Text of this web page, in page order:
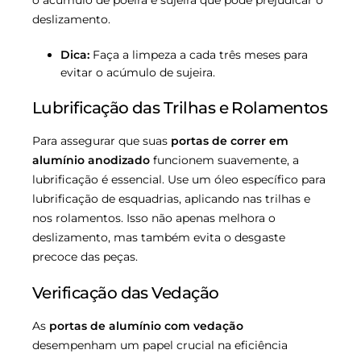
deslizamento.
Dica: Faça a limpeza a cada três meses para
evitar o acúmulo de sujeira.
Lubrificação das Trilhas e Rolamentos
Para assegurar que suas portas de correr em
alumínio anodizado funcionem suavemente, a
lubrificação é essencial. Use um óleo específico para
lubrificação de esquadrias, aplicando nas trilhas e
nos rolamentos. Isso não apenas melhora o
deslizamento, mas também evita o desgaste
precoce das peças.
Verificação das Vedação
As portas de alumínio com vedação
desempenham um papel crucial na eficiência